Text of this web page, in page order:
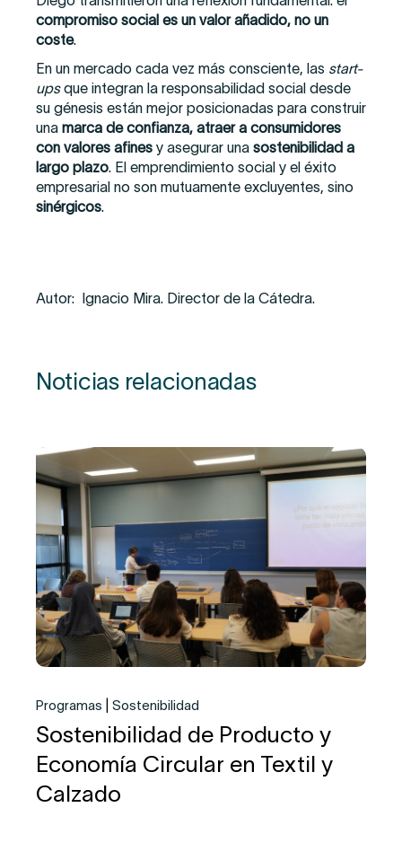
compromiso social es un valor añadido, no un
coste.
En un mercado cada vez más consciente, las start-
upsque integran la responsabilidad social desde
su génesis están mejor posicionadas para construir
una marca de confianza, atraer a consumidores
con valores afines y asegurar una sostenibilidad a
largo plazo. El emprendimiento social y el éxito
empresarial no son mutuamente excluyentes, sino
sinérgicos.
Autor: Ignacio Mira. Director de la Cátedra.
Noticias relacionadas
Programas Sostenibilidad
Sostenibilidad de Producto y
Economía Circular en Textil y
Calzado